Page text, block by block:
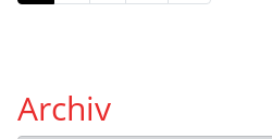
Archiv